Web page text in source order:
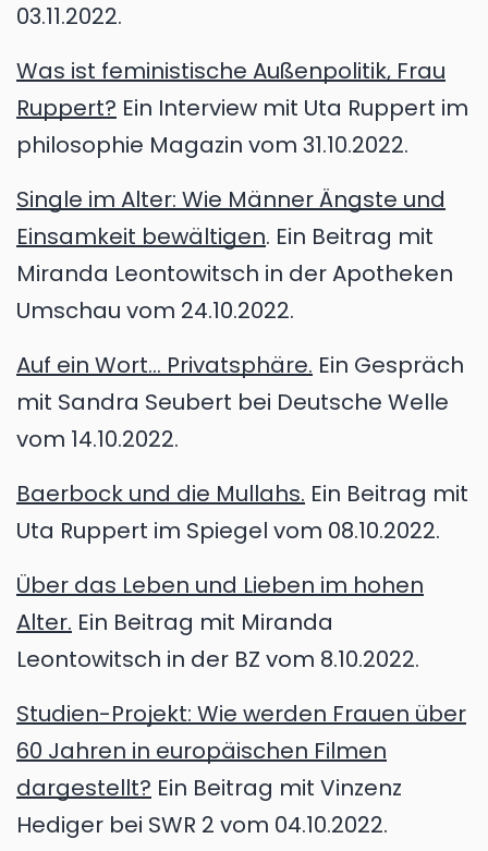
03.11.2022.
Was ist feministische Außenpolitik, Frau
Ruppert? Ein Interview mit Uta Ruppert im
philosophie Magazin vom 31.10.2022.
Single im Alter: Wie Männer Ängste und
Einsamkeit bewältigen. Ein Beitrag mit
Miranda Leontowitsch in der Apotheken
Umschau vom 24.10.2022.
Auf ein Wort… Privatsphäre. Ein Gespräch
mit Sandra Seubert bei Deutsche Welle
vom 14.10.2022.
Baerbock und die Mullahs. Ein Beitrag mit
Uta Ruppert im Spiegel vom 08.10.2022.
Über das Leben und Lieben im hohen
Alter. Ein Beitrag mit Miranda
Leontowitsch in der BZ vom 8.10.2022.
Studien-Projekt: Wie werden Frauen über
60 Jahren in europäischen Filmen
dargestellt? Ein Beitrag mit Vinzenz
Hediger bei SWR 2 vom 04.10.2022.